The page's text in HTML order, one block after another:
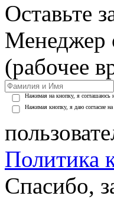
Оставьте
Менеджер
(рабочее
Нажимая на кнопку, я соглашаюсь
Нажимая кнопку, я даю согласие
Политика
Спасибо,